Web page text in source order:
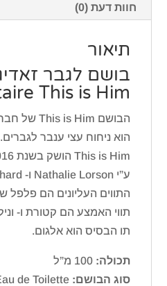
חוות דעת (0)
תיאור
בושם לגבר
This is Him
הוא ניחוח עצי ענבר לגברים.
ע”י Nathalie Lorson ו- Aurelien Guichard.
התווים העליונים הם פלפל
תווי האמצע הם קטורת ו-
תו הבסיס הוא אלגום.
תכולה: 100 מ”ל
סוג הבושם: Eau de Toilette